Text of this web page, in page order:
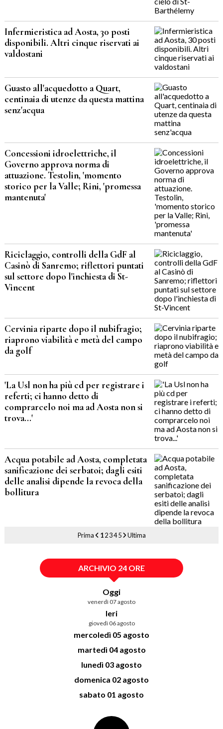
Infermieristica ad Aosta, 30 posti
disponibili. Altri cinque riservati ai
valdostani
Guasto all'acquedotto a Quart,
centinaia di utenze da questa mattina
senz'acqua
Concessioni idroelettriche, il
Governo approva norma di
attuazione. Testolin, 'momento
storico per la Valle; Rini, 'promessa
mantenuta'
Riciclaggio, controlli della GdF al
Casinò di Sanremo; riflettori puntati
sul settore dopo l'inchiesta di St-
Vincent
Cervinia riparte dopo il nubifragio;
riaprono viabilità e metà del campo
da golf
'La Usl non ha più cd per registrare i
referti; ci hanno detto di
comprarcelo noi ma ad Aosta non si
trova...'
Acqua potabile ad Aosta, completata
sanificazione dei serbatoi; dagli esiti
delle analisi dipende la revoca della
bollitura
Prima 1 2 34 5 Ultima
ARCHIVIO 24 ORE
Oggi
venerdì 07 agosto
Ieri
giovedì 06 agosto
mercoledì 05 agosto
martedì 04 agosto
lunedì 03 agosto
domenica 02 agosto
sabato 01 agosto